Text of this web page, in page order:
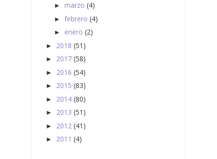
► marzo (4)
► febrero (4)
► enero (2)
► 2018 (51)
► 2017 (58)
► 2016 (54)
► 2015 (83)
► 2014 (80)
► 2013 (51)
► 2012 (41)
► 2011 (4)